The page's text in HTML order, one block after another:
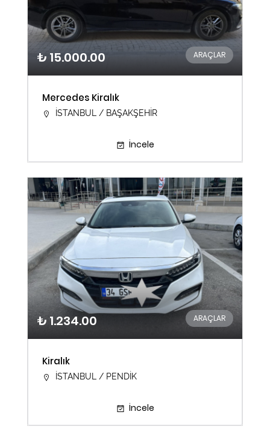
₺ 15.000.00 ARAÇLAR
Mercedes Kiralık
İSTANBUL / BAŞAKŞEHİR
İncele
₺ 1.234.00 ARAÇLAR
Kiralık
İSTANBUL / PENDİK
İncele